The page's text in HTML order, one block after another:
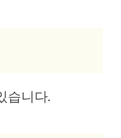
습니다.